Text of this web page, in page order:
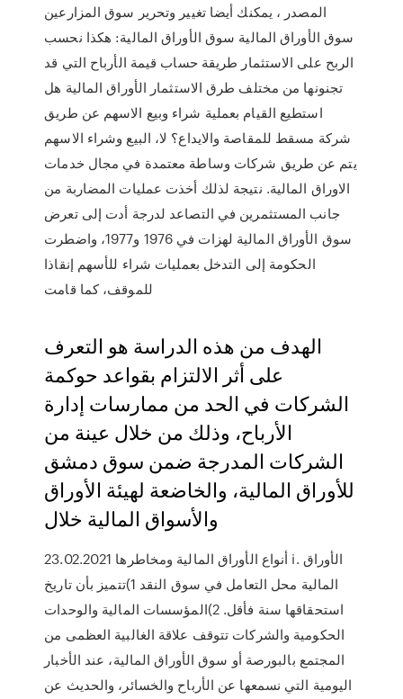
المصدر ، يمكنك أيضا تغيير وتحرير سوق المزارعين
سوق الأوراق المالية سوق الأوراق المالية: هكذا نحسب
الربح على الاستثمار طريقة حساب قيمة الأرباح التي قد
تجنونها من مختلف طرق الاستثمار الأوراق المالية هل
استطيع القيام بعملية شراء وبيع الاسهم عن طريق
شركة مسقط للمقاصة والايداع؟ لا، البيع وشراء الاسهم
يتم عن طريق شركات وساطة معتمدة في مجال خدمات
الاوراق المالية. نتيجة لذلك أخذت عمليات المضاربة من
جانب المستثمرين في التصاعد لدرجة أدت إلى تعرض
سوق الأوراق المالية لهزات في 1976 و1977، واضطرت
الحكومة إلى التدخل بعمليات شراء للأسهم إنقاذا
للموقف، كما قامت
الهدف من هذه الدراسة هو التعرف
على أثر الالتزام بقواعد حوكمة
الشركات في الحد من ممارسات إدارة
الأرباح، وذلك من خلال عينة من
الشركات المدرجة ضمن سوق دمشق
للأوراق المالية، والخاضعة لهيئة الأوراق
والأسواق المالية خلال
23.02.2021 أنواع الأوراق المالية ومخاطرها i. الأوراق
المالية محل التعامل في سوق النقد 1)تتميز بأن تاريخ
استحقاقها سنة فأقل. 2)المؤسسات المالية والوحدات
الحكومية والشركات تتوقف علاقة الغالبية العظمى من
المجتمع بالبورصة أو سوق الأوراق المالية، عند الأخبار
اليومية التي نسمعها عن الأرباح والخسائر، والحديث عن